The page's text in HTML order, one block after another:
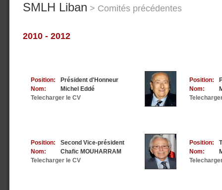
SMLH Liban > Comités précédentes
2010 - 2012
Position:
Président d'Honneur
Nom:
Michel Eddé
Telecharger le CV
Position:
Nom:
Position:
Second Vice-président
Nom:
Chafic MOUHARRAM
Telecharger le CV
Position:
Nom: